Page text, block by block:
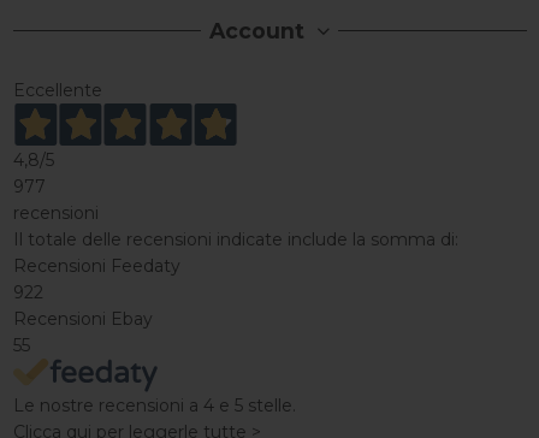
Account
Eccellente
4,8/5
977
recensioni
Il totale delle recensioni indicate include la somma di:
Recensioni Feedaty
922
Recensioni Ebay
55
Le nostre recensioni a 4 e 5 stelle.
Clicca qui per leggerle tutte >